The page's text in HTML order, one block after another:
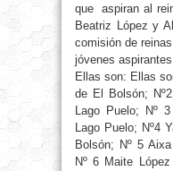
que aspiran al
Beatriz López y
comisión de
jóvenes
Ellas son: Ellas
de El Bolsón;
Lago Puelo; Nº
Lago Puelo; Nº4
Bolsón; Nº 5
Nº 6 Maite